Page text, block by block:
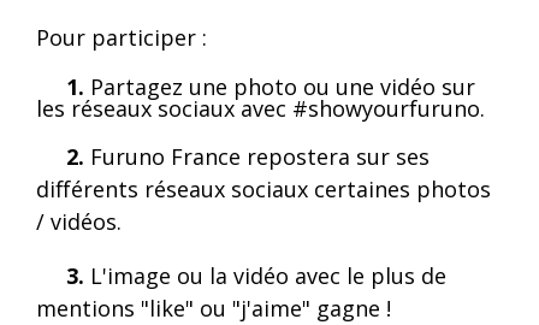
Pour participer :
1. Partagez une photo ou une vidéo sur
les réseaux sociaux avec #showyourfuruno.
2. Furuno France repostera sur ses
différents réseaux sociaux certaines photos
/ vidéos.
3. L'image ou la vidéo avec le plus de
mentions "like" ou "j'aime" gagne !